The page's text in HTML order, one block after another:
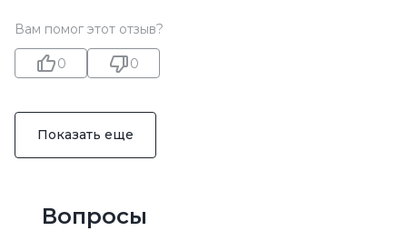
Вам помог этот отзыв?
0 0
Показать еще
Вопросы